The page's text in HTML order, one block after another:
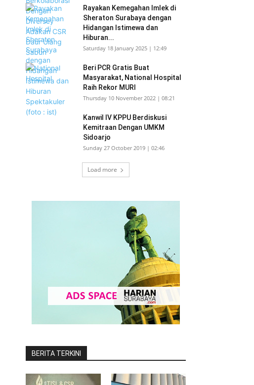
Rayakan Kemegahan Imlek di
Sheraton Surabaya dengan
Hidangan Istimewa dan
Hiburan...
Saturday 18 January 2025 | 12:49
Beri PCR Gratis Buat
Masyarakat, National Hospital
Raih Rekor MURI
Thursday 10 November 2022 | 08:21
Kanwil IV KPPU Berdiskusi
Kemitraan Dengan UMKM
Sidoarjo
Sunday 27 October 2019 | 02:46
Load more
BERITA TERKINI